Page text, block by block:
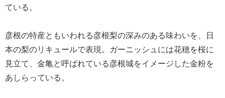
ている。
彦根の特産ともいわれる彦根梨の深みのある味わいを、日
本の梨のリキュールで表現。ガーニッシュには花穂を桜に
見立て、金亀と呼ばれている彦根城をイメージした金粉を
あしらっている。